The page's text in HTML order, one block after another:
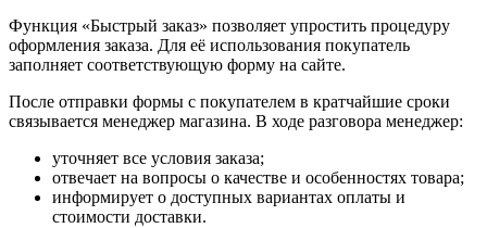
Функция «Быстрый заказ» позволяет упростить процедуру
оформления заказа. Для её использования покупатель
заполняет соответствующую форму на сайте.
После отправки формы с покупателем в кратчайшие сроки
связывается менеджер магазина. В ходе разговора менеджер:
уточняет все условия заказа;
отвечает на вопросы о качестве и особенностях товара;
информирует о доступных вариантах оплаты и
стоимости доставки.